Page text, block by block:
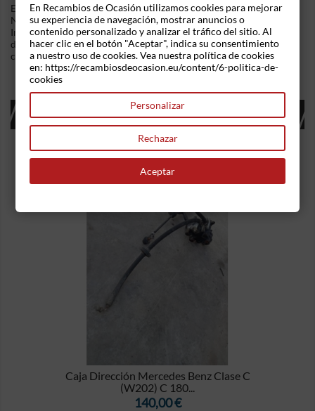
En Recambios de Ocasion disponemos de Columna de dirección
Nissan Micra (K12) (2003-2005) 1.5 Di (82 cv) .Referencia
Interna: 06071111443763. Carcasas de volante y columna de
dirección. Ademas, disponemos de mas recambios, si tiene
cualquier duda consultenos.
16 OTROS PRODUCTOS EN LA MISMA
CATEGORÍA:
Caja Dirección Mercedes Benz Clase C
(W202) C 180...
Precio
140,00 €
En Recambios de Ocasión utilizamos cookies para mejorar
su experiencia de navegación, mostrar anuncios o
contenido personalizado y analizar el tráfico del sitio. Al
hacer clic en el botón "Aceptar", indica su consentimiento
a nuestro uso de cookies. Vea nuestra política de cookies
en: https://recambiosdeocasion.eu/content/6-politica-de-
cookies
Personalizar
Rechazar
Aceptar